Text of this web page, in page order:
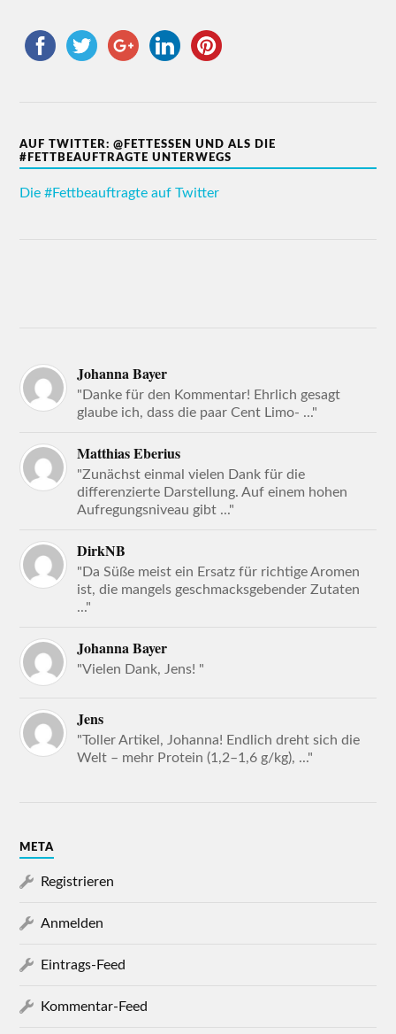
AUF TWITTER: @FETTESSEN UND ALS DIE
#FETTBEAUFTRAGTE UNTERWEGS
Die #Fettbeauftragte auf Twitter
Johanna Bayer
"Danke für den Kommentar! Ehrlich gesagt
glaube ich, dass die paar Cent Limo- ..."
Matthias Eberius
"Zunächst einmal vielen Dank für die
differenzierte Darstellung. Auf einem hohen
Aufregungsniveau gibt ..."
DirkNB
"Da Süße meist ein Ersatz für richtige Aromen
ist, die mangels geschmacksgebender Zutaten
..."
Johanna Bayer
"Vielen Dank, Jens! "
Jens
"Toller Artikel, Johanna! Endlich dreht sich die
Welt – mehr Protein (1,2–1,6 g/kg), ..."
META
Registrieren
Anmelden
Eintrags-Feed
Kommentar-Feed